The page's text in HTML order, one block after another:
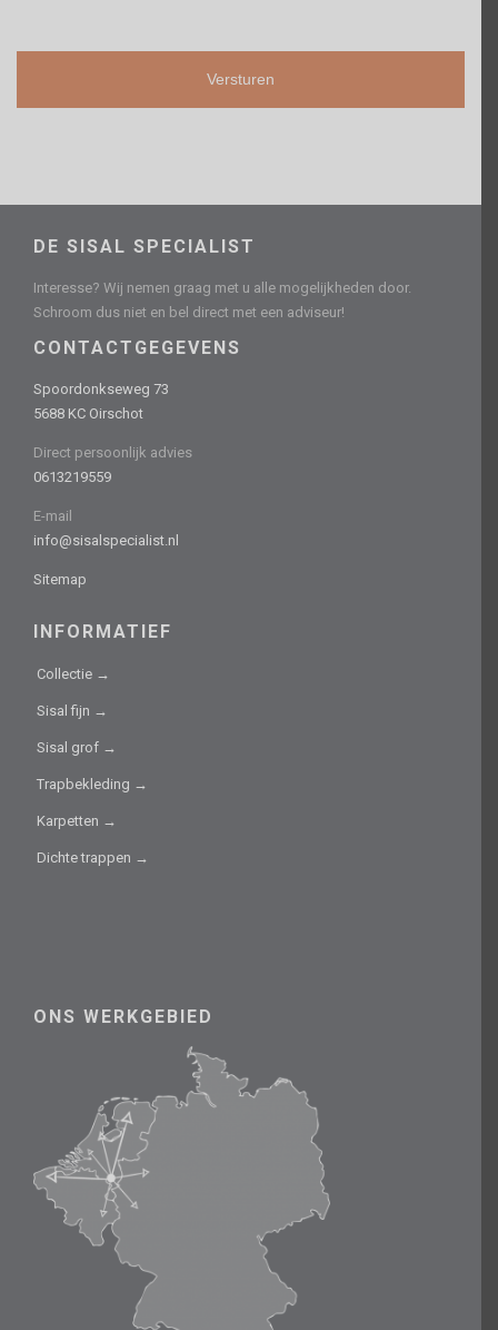
DE SISAL SPECIALIST
Interesse? Wij nemen graag met u alle mogelijkheden door.
Schroom dus niet en bel direct met een adviseur!
CONTACTGEGEVENS
Spoordonkseweg 73
5688 KC Oirschot
Direct persoonlijk advies
0613219559
E-mail
info@sisalspecialist.nl
Sitemap
INFORMATIEF
Collectie →
Sisal fijn →
Sisal grof →
Trapbekleding →
Karpetten →
Dichte trappen →
ONS WERKGEBIED